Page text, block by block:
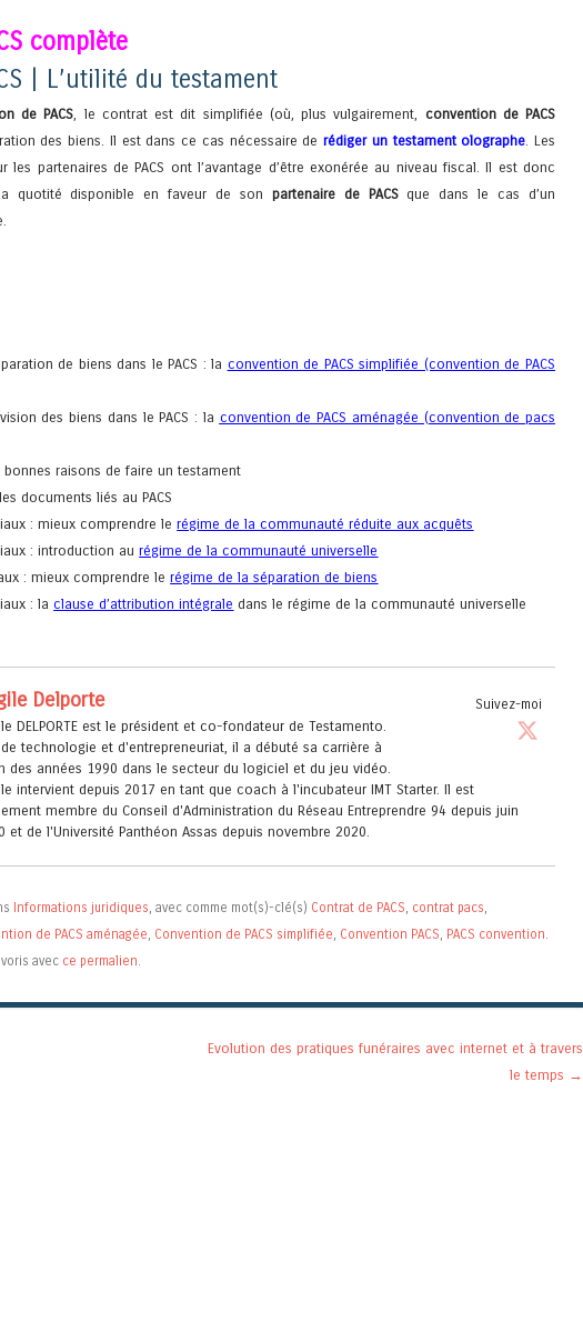
complète
| L’utilité du testament
de PACS , le contrat est dit simplifiée (où, plus vulgairement,
convention de PACS
des biens. Il est dans ce cas nécessaire derédiger un testament olographe . Les
les partenaires de PACS ont l’avantage d’être exonérée au niveau fiscal. Il est donc
quotité disponible en faveur de son partenaire de PACSque dans le cas d’un
de biens dans le PACS : la convention de PACS simplifiée (convention de PACS
des biens dans le PACS : la convention de PACS aménagée (convention de pacs
bonnes raisons de faire un testament
documents liés au PACS
: mieux comprendre lerégime de la communauté réduite aux acquêts
: introduction aurégime de la communauté universelle
: mieux comprendre lerégime de la séparation de biens
: laclause d’attribution intégrale dans le régime de la communauté universelle
Suivez-moi
Delporte
DELPORTE est le président et co-fondateur de Testamento.
technologie et d'entrepreneuriat, il a débuté sa carrière à
des années 1990 dans le secteur du logiciel et du jeu vidéo.
intervient depuis 2017 en tant que coach à l'incubateur IMT Starter. Il est
membre du Conseil d'Administration du Réseau Entreprendre 94 depuis juin
et de l'Université Panthéon Assas depuis novembre 2020.
Informations juridiques, avec comme mot(s)-clé(s) Contrat de PACS, contrat pacs,
de PACS aménagée, Convention de PACS simplifiée, Convention PACS, PACS convention.
avec ce permalien.
articles
Evolution des pratiques funéraires avec internet et à travers
le temps →